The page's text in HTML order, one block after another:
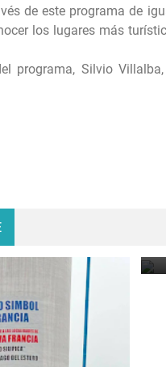
de este programa de
los lugares más
programa, Silvio